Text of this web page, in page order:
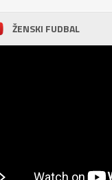
ŽENSKI FUDBAL